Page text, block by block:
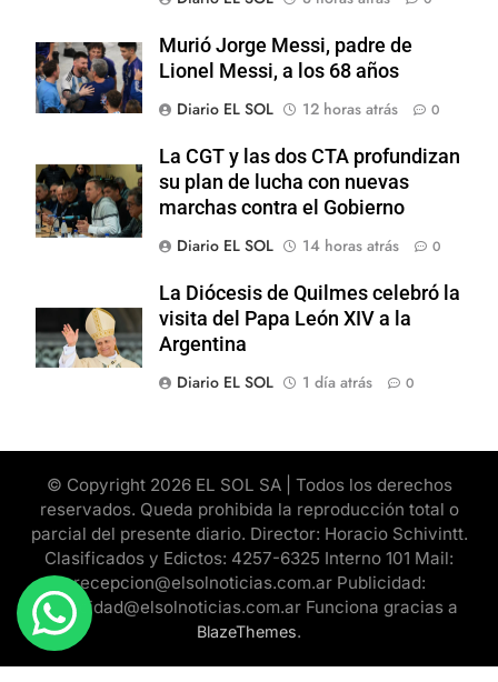
Murió Jorge Messi, padre de
Lionel Messi, a los 68 años
Diario EL SOL
12 horas atrás 0
La CGT y las dos CTA profundizan
su plan de lucha con nuevas
marchas contra el Gobierno
Diario EL SOL
14 horas atrás 0
La Diócesis de Quilmes celebró la
visita del Papa León XIV a la
Argentina
Diario EL SOL
1 día atrás 0
© Copyright 2026 EL SOL SA | Todos los derechos
reservados. Queda prohibida la reproducción total o
parcial del presente diario. Director: Horacio Schivintt.
Clasificados y Edictos: 4257-6325 Interno 101 Mail:
recepcion@elsolnoticias.com.ar Publicidad:
publicidad@elsolnoticias.com.ar Funciona gracias a
BlazeThemes.